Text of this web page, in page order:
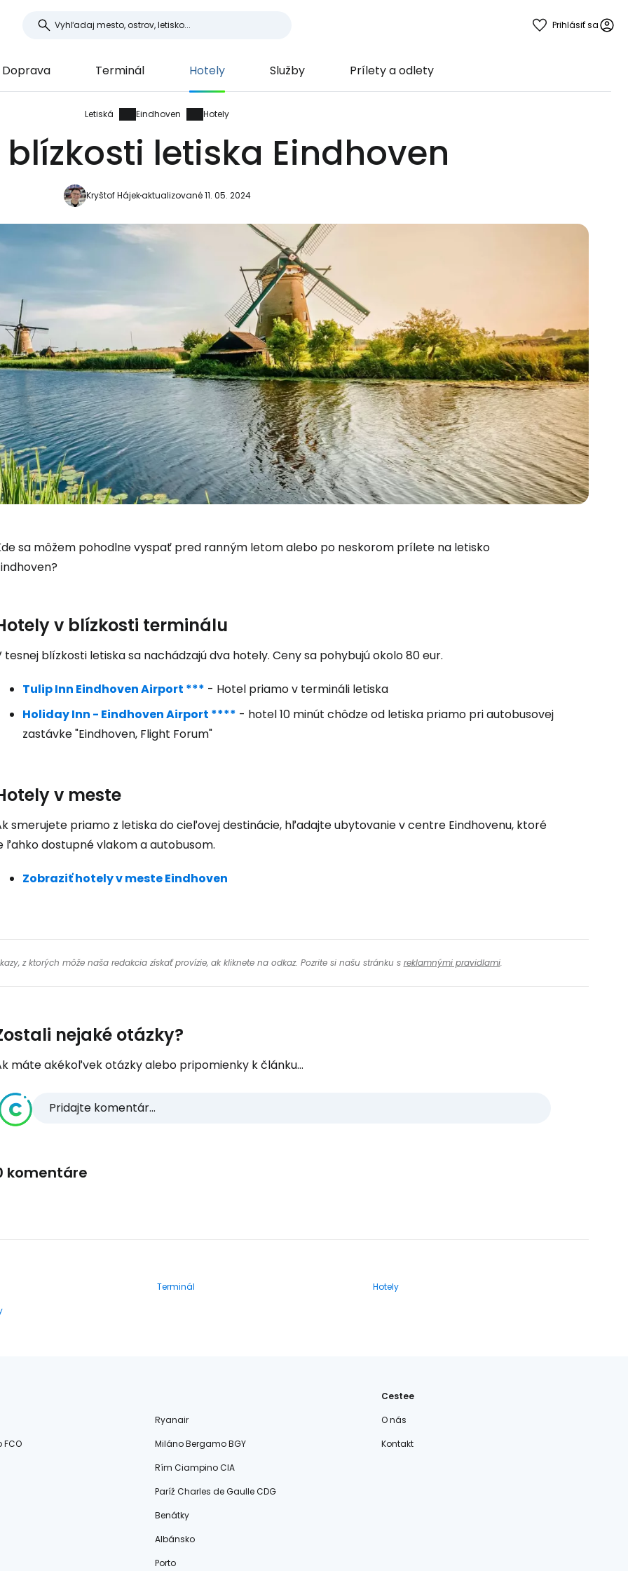
Prihlásiť sa
Doprava Terminál Hotely Služby Prílety a odlety
Letiská Eindhoven Hotely
letiska Eindhoven
Kryštof Hájekaktualizované 11. 05. 2024
sa môžem pohodlne vyspať pred ranným letom alebo po neskorom prílete na letisko
v blízkosti terminálu
tesnej blízkosti letiska sa nachádzajú dva hotely. Ceny sa pohybujú okolo 80 eur.
Tulip Inn Eindhoven Airport *** - Hotel priamo v termináli letiska
Holiday Inn - Eindhoven Airport **** - hotel 10 minút chôdze od letiska priamo pri autobusovej
zastávke "Eindhoven, Flight Forum"
v meste
smerujete priamo z letiska do cieľovej destinácie, hľadajte ubytovanie v centre Eindhovenu, ktoré
ľahko dostupné vlakom a autobusom.
Zobraziť hotely v meste Eindhoven
z ktorých môže naša redakcia získať provízie, ak kliknete na odkaz. Pozrite si našu stránku s reklamnými pravidlami.
nejaké otázky?
máte akékoľvek otázky alebo pripomienky k článku...
Pridajte komentár...
komentáre
Terminál
Hotely
Ryanair
Miláno Bergamo BGY
Rím Ciampino CIA
Paríž Charles de Gaulle CDG
Benátky
Albánsko
Porto
Cestee
O nás
Kontakt
Prihláste sa do služby
Pokračovať so službou Google